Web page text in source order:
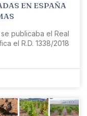
EN ESPAÑA
publicaba el Real
el R.D. 1338/2018